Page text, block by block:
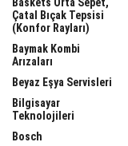
Baskets Orta Sepet,
Çatal Bıçak Tepsisi
(Konfor Rayları)
Baymak Kombi
Arızaları
Beyaz Eşya Servisleri
Bilgisayar
Teknolojileri
Bosch